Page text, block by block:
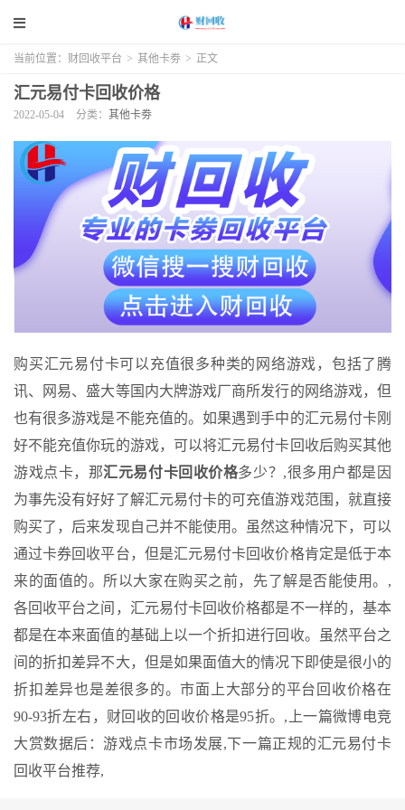
当前位置： 财回收平台 > 其他卡劵 > 正文
汇元易付卡回收价格
2022-05-04 分类： 其他卡劵
购买汇元易付卡可以充值很多种类的网络游戏，包括了腾
讯、网易、盛大等国内大牌游戏厂商所发行的网络游戏，但
也有很多游戏是不能充值的。如果遇到手中的汇元易付卡刚
好不能充值你玩的游戏，可以将汇元易付卡回收后购买其他
游戏点卡，那汇元易付卡回收价格多少？,很多用户都是因
为事先没有好好了解汇元易付卡的可充值游戏范围，就直接
购买了，后来发现自己并不能使用。虽然这种情况下，可以
通过卡券回收平台，但是汇元易付卡回收价格肯定是低于本
来的面值的。所以大家在购买之前，先了解是否能使用。,
各回收平台之间，汇元易付卡回收价格都是不一样的，基本
都是在本来面值的基础上以一个折扣进行回收。虽然平台之
间的折扣差异不大，但是如果面值大的情况下即使是很小的
折扣差异也是差很多的。市面上大部分的平台回收价格在
90-93折左右，财回收的回收价格是95折。, 上一篇微博电竞
大赏数据后：游戏点卡市场发展,下一篇正规的汇元易付卡
回收平台推荐,